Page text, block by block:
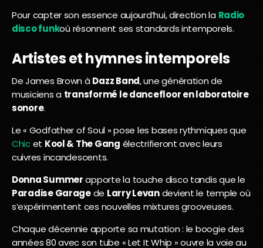
Pour capter son essence aujourd’hui, direction la Radio
disco funkoù résonnent ses standards intemporels.
Artistes et hymnes intemporels
De James Brown àDazz Band, une génération de
musiciens a transformé le dancefloor en laboratoire
sonore.
Le « Godfather of Soul » pose les bases rythmiques que
Chicet Kool & The Gang électrifieront avec leurs
cuivres incandescents.
Donna Summerapporte la touche disco tandis que le
Paradise Garagede Larry Levandevient le temple où
s’expérimentent ces nouvelles mixtures grooveuses.
Chaque décennie apporte sa mutation : le boogie des
années 80 avec son tube « Let It Whip » ouvre la voie au